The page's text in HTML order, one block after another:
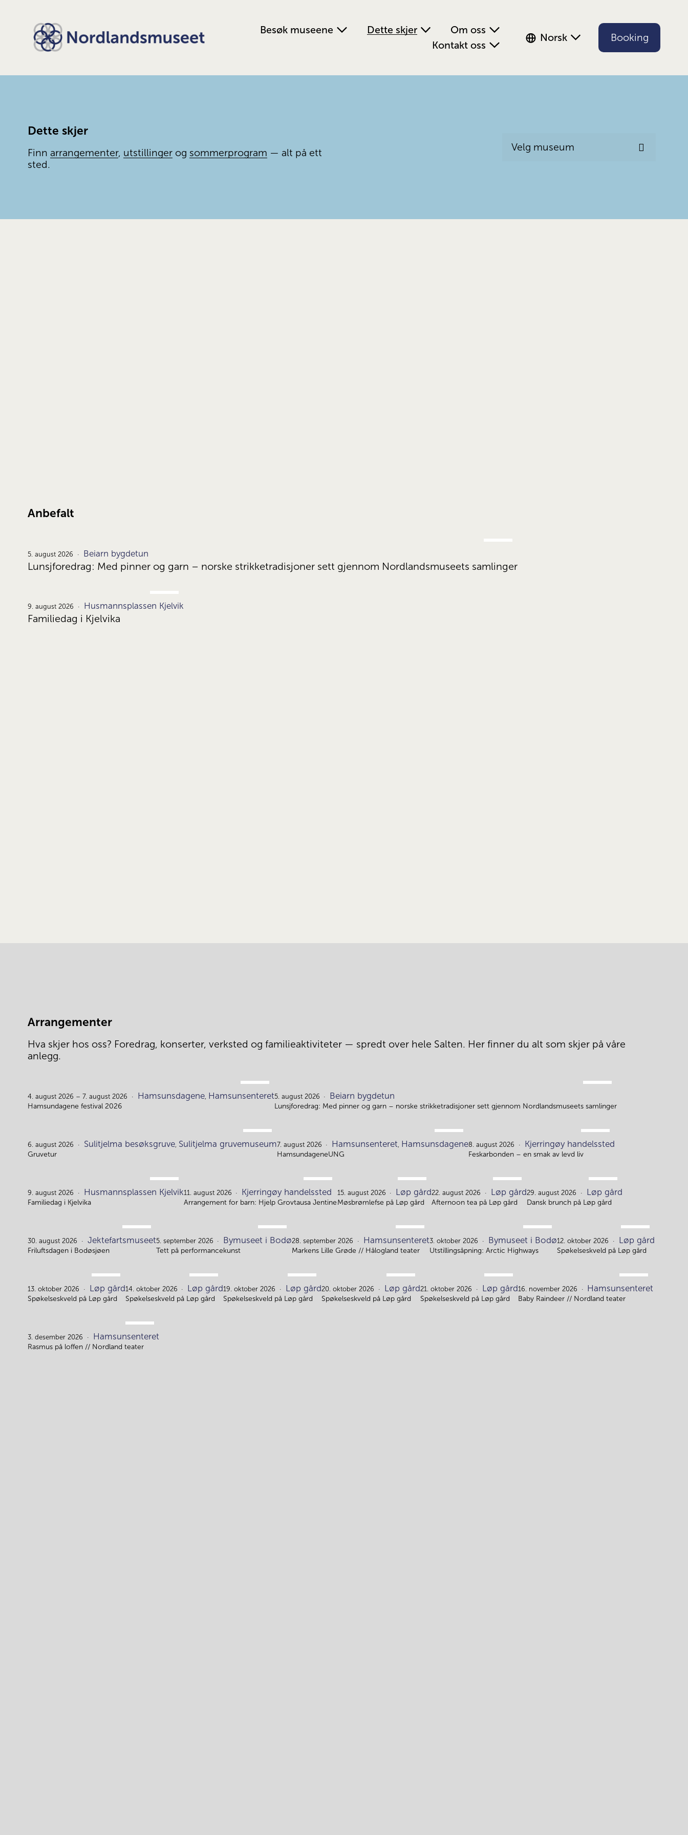
Besøk museene Dette skjer
Om oss
Kontakt oss
Norsk Booking
Dette skjer
Finn arrangementer, utstillinger og sommerprogram — alt på ett
sted.
Velg museum
Anbefalt
5. august 2026 Beiarn bygdetun
Lunsjforedrag: Med pinner og garn – norske strikketradisjoner sett gjennom Nordlandsmuseets samlinger
9.
9. august 2026 Husmannsplassen Kjelvik
Familiedag i Kjelvika
Arrangementer
Hva skjer hos oss? Foredrag, konserter, verksted og familieaktiviteter — spredt over hele Salten. Her finner du alt som skjer på våre
anlegg.
4.
4. august 2026 – 7. august 2026 Hamsunsdagene, Hamsunsenteret
Hamsundagene festival 2026
5. august 2026 Beiarn bygdetun
Lunsjforedrag: Med pinner og garn – norske strikketradisjoner sett gjennom Nordlandsmuseets samlinger
6.
6. august 2026 Sulitjelma besøksgruve, Sulitjelma gruvemuseum
Gruvetur
7.
7. august 2026 Hamsunsenteret, Hamsunsdagene
HamsundageneUNG
8.
8. august 2026 Kjerringøy handelssted
Feskarbonden – en smak av levd liv
9.
9. august 2026 Husmannsplassen Kjelvik
Familiedag i Kjelvika
11.
11. august 2026 Kjerringøy handelssted
Arrangement for barn: Hjelp Grovtausa Jentine
15.
15. august 2026 Løp gård
Møsbrømlefse på Løp gård
22.
22. august 2026 Løp gård
Afternoon tea på Løp gård
29.
29. august 2026 Løp gård
Dansk brunch på Løp gård
30.
30. august 2026 Jektefartsmuseet
Friluftsdagen i Bodøsjøen
5.
5. september 2026 Bymuseet i Bodø
Tett på performancekunst
28.
28. september 2026 Hamsunsenteret
Markens Lille Grøde // Hålogland teater
3.
3. oktober 2026 Bymuseet i Bodø
Utstillingsåpning: Arctic Highways
12.
12. oktober 2026 Løp gård
Spøkelseskveld på Løp gård
13.
13. oktober 2026 Løp gård
Spøkelseskveld på Løp gård
14.
14. oktober 2026 Løp gård
Spøkelseskveld på Løp gård
19.
19. oktober 2026 Løp gård
Spøkelseskveld på Løp gård
20.
20. oktober 2026 Løp gård
Spøkelseskveld på Løp gård
21.
21. oktober 2026 Løp gård
Spøkelseskveld på Løp gård
16.
16. november 2026 Hamsunsenteret
Baby Raindeer // Nordland teater
3.
3. desember 2026 Hamsunsenteret
Rasmus på loffen // Nordland teater